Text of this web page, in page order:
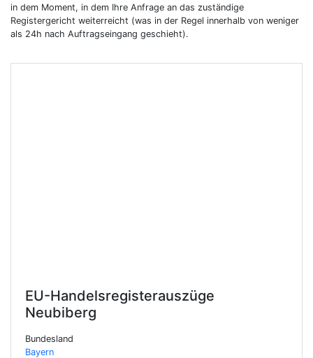
EU-Handelsregisterauszüge
Neubiberg
Bundesland
Bayern
in dem Moment, in dem Ihre Anfrage an das zuständige
Registergericht weiterreicht (was in der Regel innerhalb von weniger
als 24h nach Auftragseingang geschieht).